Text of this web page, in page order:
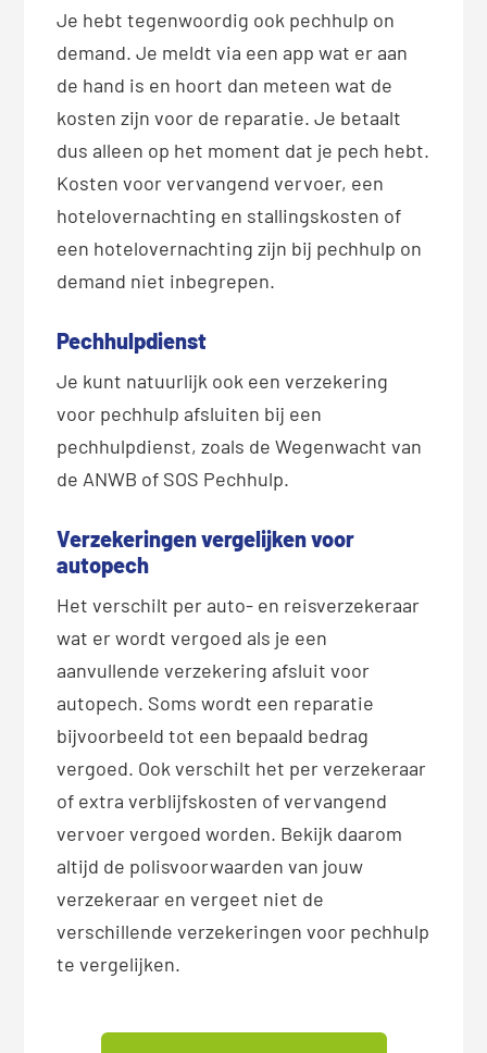
Je hebt tegenwoordig ook pechhulp on
demand. Je meldt via een app wat er aan
de hand is en hoort dan meteen wat de
kosten zijn voor de reparatie. Je betaalt
dus alleen op het moment dat je pech hebt.
Kosten voor vervangend vervoer, een
hotelovernachting en stallingskosten of
een hotelovernachting zijn bij pechhulp on
demand niet inbegrepen.
Pechhulpdienst
Je kunt natuurlijk ook een verzekering
voor pechhulp afsluiten bij een
pechhulpdienst, zoals de Wegenwacht van
de ANWB of SOS Pechhulp.
Verzekeringen vergelijken voor
autopech
Het verschilt per auto- en reisverzekeraar
wat er wordt vergoed als je een
aanvullende verzekering afsluit voor
autopech. Soms wordt een reparatie
bijvoorbeeld tot een bepaald bedrag
vergoed. Ook verschilt het per verzekeraar
of extra verblijfskosten of vervangend
vervoer vergoed worden. Bekijk daarom
altijd de polisvoorwaarden van jouw
verzekeraar en vergeet niet de
verschillende verzekeringen voor pechhulp
te vergelijken.